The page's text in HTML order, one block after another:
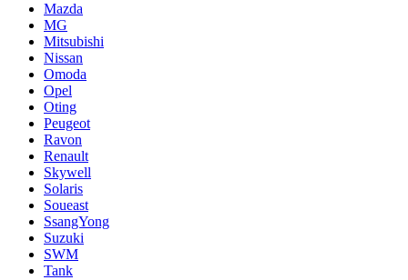
Mazda
MG
Mitsubishi
Nissan
Omoda
Opel
Oting
Peugeot
Ravon
Renault
Skywell
Solaris
Soueast
SsangYong
Suzuki
SWM
Tank